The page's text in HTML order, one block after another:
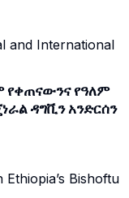
የዓለም
ዳግቪን አንድርሰን